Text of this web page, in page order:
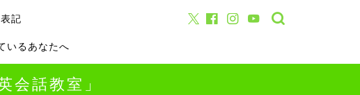
記
いるあなたへ
会話教室」